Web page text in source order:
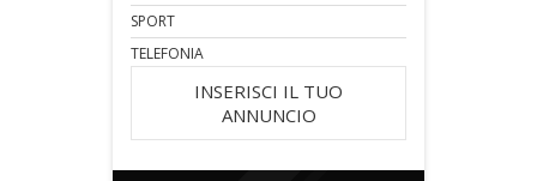
SPORT
TELEFONIA
INSERISCI IL TUO
ANNUNCIO